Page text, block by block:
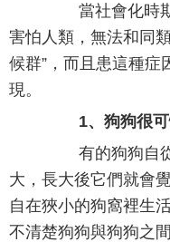
當社會化時期
害怕人類，無法和同
候群”，而且患這種症
現。
1、狗狗很
有的狗狗自從
大，長大後它們就會
自在狹小的狗窩裡生
不清楚狗狗與狗狗之